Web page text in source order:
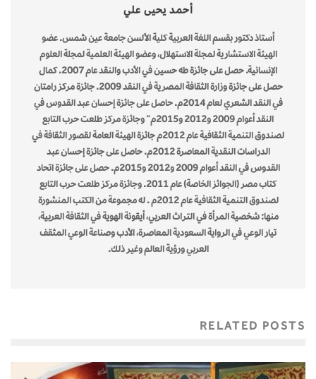
أحمد يحيى علي
أستاذ دكتور بقسم اللغة العربية كلية الألسن جامعة عين شمس. عضو
الهيئة الاستشارية لمجلة الاستهلال، وعضو الهيئة العلمية لمجلة العلوم
الإنسانية. حصل على جائزة طه حسين في الأدب والنقد عام 2007. كمال
حصل على جائزة وزارة الثقافة المصرية في النقد 2009. جائزة مركز رامتان
في النقد الشعري لعام 2014م. حاصل على جائزة إحسان عبد القدوس في
النقد أعوام 2009 و2012 و2015م" وجائزة مركز طلعت حرب التابع
لصندوق التنمية الثقافية عام 2012م جائزة الهيئة العامة لقصور الثقافة في
الدراسات النقدية المعاصرة 2012م. حاصل على جائزة إحسان عبد
القدوس في النقد أعوام 2009 و2012 و2015م. حصل على جائزة اتحاد
كتاب مصر (الجوائز الخاصة) عام 2011. وجائزة مركز طلعت حرب التابع
لصندوق التنمية الثقافية عام 2012م . له مجموعة من الكتب المنشورة
منها: شخصية المرأة في التراث العربي، أيقونة الهوية في الثقافة العربية،
تيار الوعي في الرواية السعودية المعاصرة، الأدب وصناعة الوعي المثقف
العربي ورؤية العالم وغير ذلك.
RELATED POSTS